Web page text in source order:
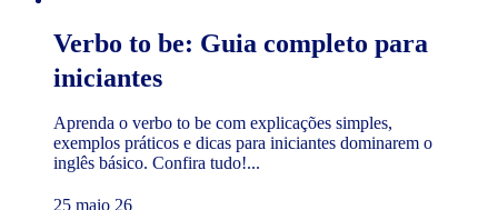
Verbo to be: Guia completo para
iniciantes
Aprenda o verbo to be com explicações simples,
exemplos práticos e dicas para iniciantes dominarem o
inglês básico. Confira tudo!...
25 maio 26